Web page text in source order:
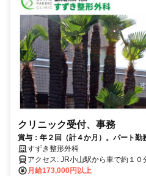
クリニック受付、事務
賞与：年２回（計４か月）。パート勤
のご応募もお待ちしてます。
すずき整形外科
アクセス: JR小山駅から車で約１０分 駐車場あり。マイカー通勤可能
です。
月給173,000円以上